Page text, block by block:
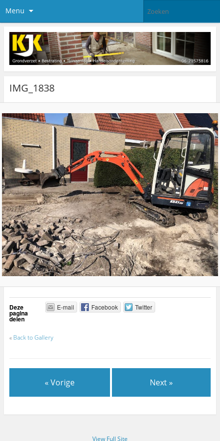
Menu
IMG_1838
Deze
pagina
delen
E-mail Facebook Twitter
« Back to Gallery
« Vorige Next »
View Full Site